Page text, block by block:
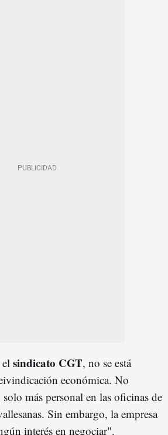
sindicato CGT, no se está
económica. No
más personal en las oficinas de
Sin embargo, la empresa
interés en negociar".